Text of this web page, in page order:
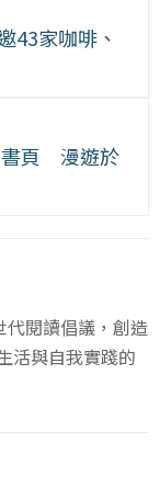
43家咖啡、
書頁 漫遊於
代閱讀倡議，創造
活與自我實踐的